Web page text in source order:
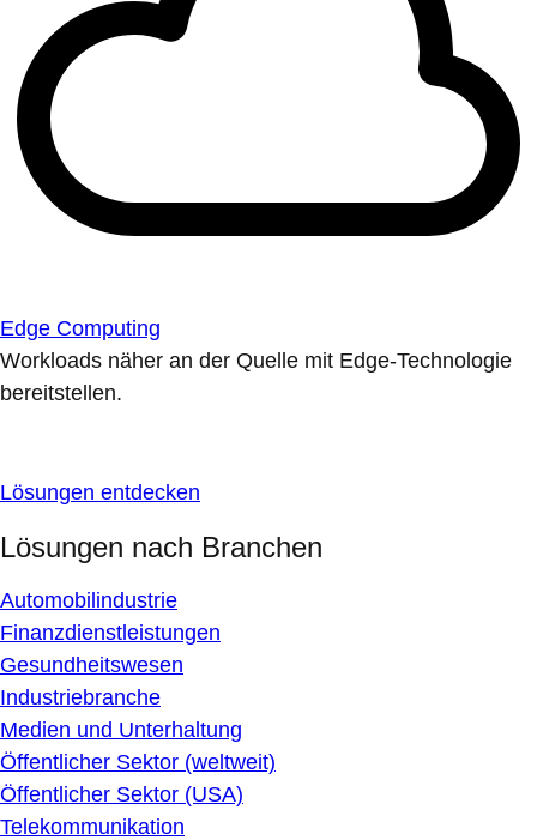
Edge Computing
Workloads näher an der Quelle mit Edge-Technologie
bereitstellen.
Lösungen entdecken
Lösungen nach Branchen
Automobilindustrie
Finanzdienstleistungen
Gesundheitswesen
Industriebranche
Medien und Unterhaltung
Öffentlicher Sektor (weltweit)
Öffentlicher Sektor (USA)
Telekommunikation